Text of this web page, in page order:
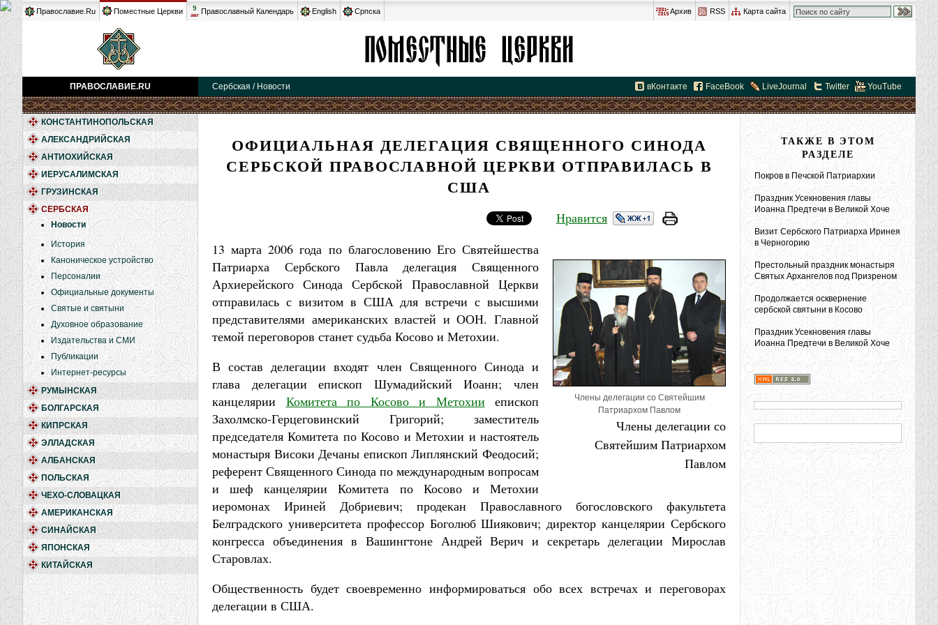
Православие.Ru Поместные Церкви 9
авг Православный Календарь English Српска Архив RSS Карта сайта
ПРАВОСЛАВИЕ.RU Сербская / Новости вКонтакте FaceBook LiveJournal Twitter YouTube
КОНСТАНТИНОПОЛЬСКАЯ
АЛЕКСАНДРИЙСКАЯ
АНТИОХИЙСКАЯ
ИЕРУСАЛИМСКАЯ
ГРУЗИНСКАЯ
СЕРБСКАЯ
Новости
История
Каноническое устройство
Персоналии
Официальные документы
Святые и святыни
Духовное образование
Издательства и СМИ
Публикации
Интернет-ресурсы
РУМЫНСКАЯ
БОЛГАРСКАЯ
КИПРСКАЯ
ЭЛЛАДСКАЯ
АЛБАНСКАЯ
ПОЛЬСКАЯ
ЧЕХО-СЛОВАЦКАЯ
АМЕРИКАНСКАЯ
СИНАЙСКАЯ
ЯПОНСКАЯ
КИТАЙСКАЯ
ОФИЦИАЛЬНАЯ ДЕЛЕГАЦИЯ СВЯЩЕННОГО СИНОДА
СЕРБСКОЙ ПРАВОСЛАВНОЙ ЦЕРКВИ ОТПРАВИЛАСЬ В
США
Нравится
Члены делегации со Святейшим
Патриархом Павлом
Члены делегации со
Святейшим Патриархом
Павлом
13 марта 2006 года по благословению Его Святейшества
Патриарха Сербского Павла делегация Священного
Архиерейского Синода Сербской Православной Церкви
отправилась с визитом в США для встречи с высшими
представителями американских властей и ООН. Главной
темой переговоров станет судьба Косово и Метохии.
В состав делегации входят член Священного Синода и
глава делегации епископ Шумадийский Иоанн; член
канцелярии Комитета по Косово и Метохии епископ
Захолмско-Герцеговинский Григорий; заместитель
председателя Комитета по Косово и Метохии и настоятель
монастыря Високи Дечаны епископ Липлянский Феодосий;
референт Священного Синода по международным вопросам
и шеф канцелярии Комитета по Косово и Метохии
иеромонах Ириней Добриевич; продекан Православного богословского факультета
Белградского университета профессор Боголюб Шиякович; директор канцелярии Сербского
конгресса объединения в Вашингтоне Андрей Верич и секретарь делегации Мирослав
Старовлах.
Общественность будет своевременно информироваться обо всех встречах и переговорах
делегации в США.
ТАКЖЕ В ЭТОМ
РАЗДЕЛЕ
Покров в Печской Патриархии
Праздник Усекновения главы
Иоанна Предтечи в Великой Хоче
Визит Сербского Патриарха Иринея
в Черногорию
Престольный праздник монастыря
Святых Архангелов под Призреном
Продолжается осквернение
сербской святыни в Косово
Праздник Усекновения главы
Иоанна Предтечи в Великой Хоче